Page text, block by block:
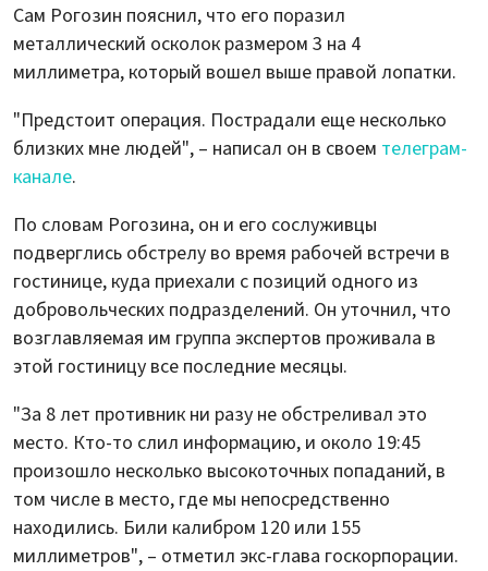
Сам Рогозин пояснил, что его поразил
металлический осколок размером 3 на 4
миллиметра, который вошел выше правой лопатки.
"Предстоит операция. Пострадали еще несколько
близких мне людей", – написал он в своем телеграм-
канале.
По словам Рогозина, он и его сослуживцы
подверглись обстрелу во время рабочей встречи в
гостинице, куда приехали с позиций одного из
добровольческих подразделений. Он уточнил, что
возглавляемая им группа экспертов проживала в
этой гостиницу все последние месяцы.
"За 8 лет противник ни разу не обстреливал это
место. Кто-то слил информацию, и около 19:45
произошло несколько высокоточных попаданий, в
том числе в место, где мы непосредственно
находились. Били калибром 120 или 155
миллиметров", – отметил экс-глава госкорпорации.